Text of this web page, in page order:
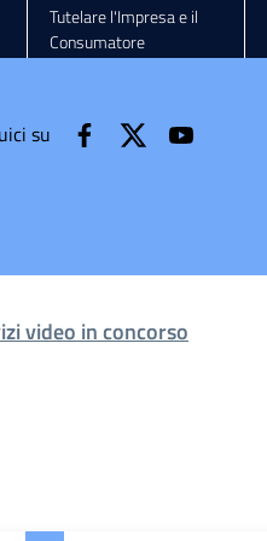
Tutelare l'Impresa e il
Consumatore
su
video in concorso